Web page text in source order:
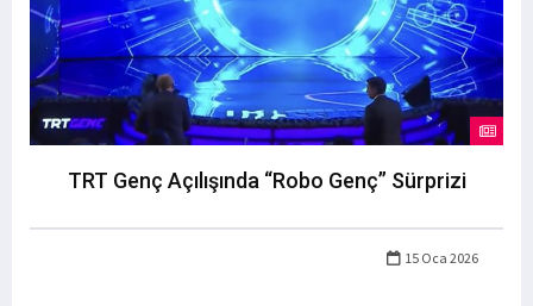
TRT Genç Açılışında “Robo Genç” Sürprizi
15 Oca 2026